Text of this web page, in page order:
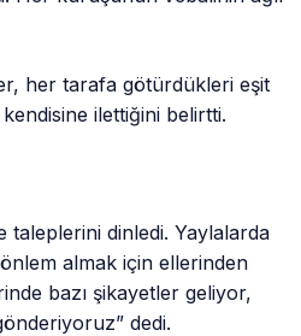
her tarafa götürdükleri eşit
ilettiğini belirtti.
taleplerini dinledi. Yaylalarda
almak için ellerinden
bazı şikayetler geliyor,
dedi.